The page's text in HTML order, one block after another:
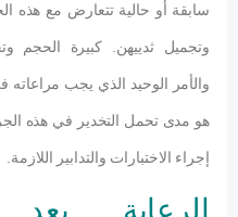
سابقة أو حالية تتعارض مع هذه
وتجميل ثدييهن. كبيرة الحجم
والأمر الوحيد الذي يجب مراعاته
هو مدى تحمل التخدير في هذه
إجراء الاختبارات والتدابير اللازمة.
الرعاية